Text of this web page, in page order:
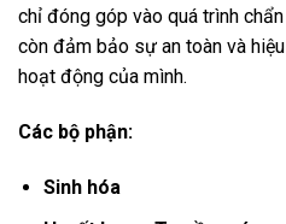
chỉ đóng góp vào quá trình
còn đảm bảo sự an toàn và
hoạt động của mình.
Các bộ phận:
Sinh hóa